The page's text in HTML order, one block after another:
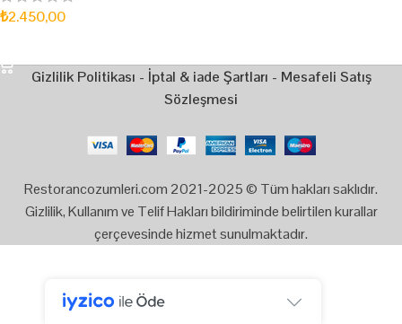
₺2.450,00
Gizlilik Politikası - İptal & iade Şartları - Mesafeli Satış
Sözleşmesi
Restorancozumleri.com 2021-2025 © Tüm hakları saklıdır.
Gizlilik, Kullanım ve Telif Hakları bildiriminde belirtilen kurallar
çerçevesinde hizmet sunulmaktadır.